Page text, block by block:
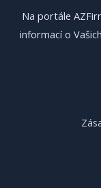
Na portále
informací o